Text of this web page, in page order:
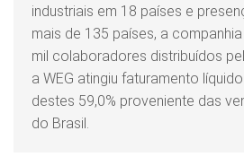
industriais em 18 países e
mais de 135 países, a
mil colaboradores distribuídos
a WEG atingiu faturamento
destes 59,0% proveniente das
do Brasil.